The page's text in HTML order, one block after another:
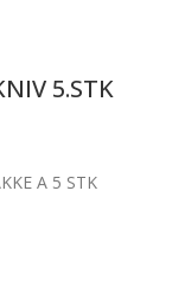
5.STK
A 5 STK